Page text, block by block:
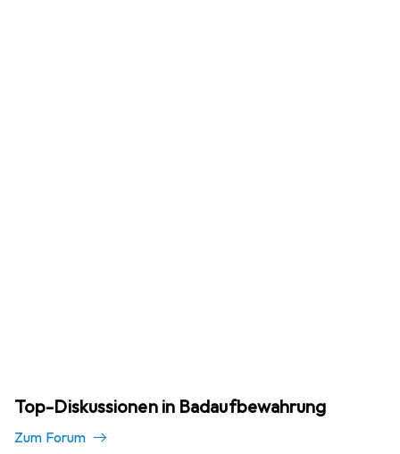
Top-Diskussionen in Badaufbewahrung
Zum Forum